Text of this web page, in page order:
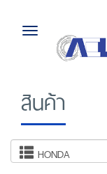
Toggle
navigation
สินค้า
HONDA